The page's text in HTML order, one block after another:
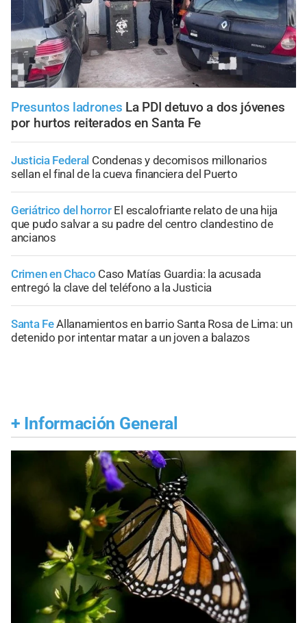
Presuntos ladrones La PDI detuvo a dos jóvenes
por hurtos reiterados en Santa Fe
Justicia Federal Condenas y decomisos millonarios
sellan el final de la cueva financiera del Puerto
Geriátrico del horror El escalofriante relato de una hija
que pudo salvar a su padre del centro clandestino de
ancianos
Crimen en Chaco Caso Matías Guardia: la acusada
entregó la clave del teléfono a la Justicia
Santa FeAllanamientos en barrio Santa Rosa de Lima: un
detenido por intentar matar a un joven a balazos
+ Información General